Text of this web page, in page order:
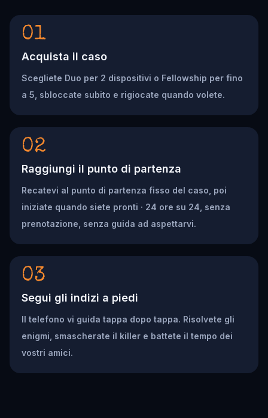
01
Acquista il caso
Scegliete Duo per 2 dispositivi o Fellowship per fino
a 5, sbloccate subito e rigiocate quando volete.
02
Raggiungi il punto di partenza
Recatevi al punto di partenza fisso del caso, poi
iniziate quando siete pronti · 24 ore su 24, senza
prenotazione, senza guida ad aspettarvi.
03
Segui gli indizi a piedi
Il telefono vi guida tappa dopo tappa. Risolvete gli
enigmi, smascherate il killer e battete il tempo dei
vostri amici.